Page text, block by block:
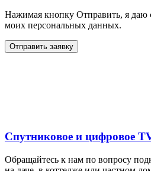
Нажимая кнопку Отправить, я даю
моих персональных данных.
Отправить заявку
Спутниковое и цифровое
Обращайтесь к нам по вопросу